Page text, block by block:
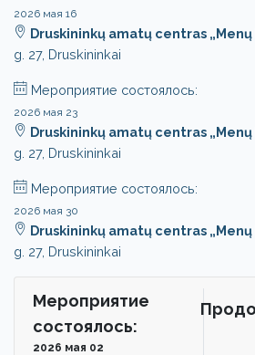
2026 мая 16
Druskininkų amatų centras „Menų
g. 27, Druskininkai
Мероприятие состоялось:
2026 мая 23
Druskininkų amatų centras „Menų
g. 27, Druskininkai
Мероприятие состоялось:
2026 мая 30
Druskininkų amatų centras „Menų
g. 27, Druskininkai
Мероприятие
состоялось:
2026 мая 02